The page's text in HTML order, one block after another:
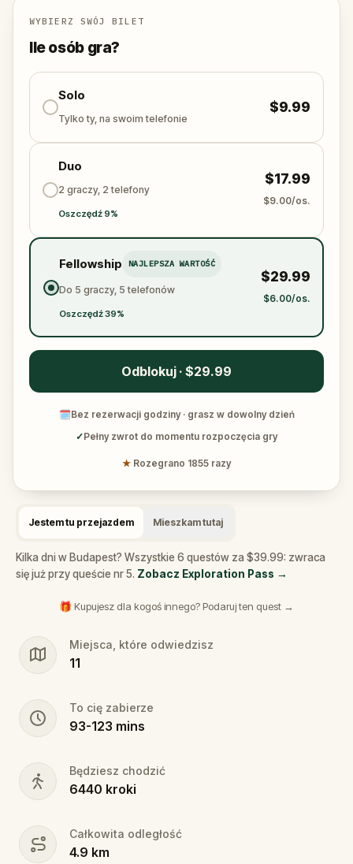
jedynych zwłok znalezionych kiedykolwiek w
metalowej beczce.
Żadnego przewodnika. Żadnych słuchawek. Tylko
dawna czekają, aż ktoś zwróci na nie uwagę.
WYBIERZ SWÓJ BILET
Ile osób gra?
Solo
Tylko ty, na swoim telefonie
$9.99
Duo
2 graczy, 2 telefony
Oszczędź 9%
$17.99
$9.00/os.
Fellowship NAJLEPSZA WARTOŚĆ
Do 5 graczy, 5 telefonów
Oszczędź 39%
$29.99
$6.00/os.
Odblokuj · $29.99
🗓Bez rezerwacji godziny · grasz w dowolny dzień
✓Pełny zwrot do momentu rozpoczęcia gry
★ Rozegrano 1855 razy
Jestem tu przejazdem Mieszkam tutaj
Kilka dni w Budapest? Wszystkie 6 questów za $39.99: zwraca
się już przy queście nr 5. Zobacz Exploration Pass →
🎁 Kupujesz dla kogoś innego? Podaruj ten quest →
Miejsca, które odwiedzisz
11
To cię zabierze
93-123 mins
Będziesz chodzić
6440 kroki
Całkowita odległość
4.9 km